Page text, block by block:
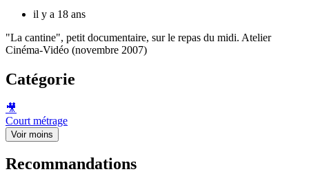
il y a 18 ans
"La cantine", petit documentaire, sur le repas du midi. Atelier
Cinéma-Vidéo (novembre 2007)
Catégorie
🎥
Court métrage
Voir moins
Recommandations